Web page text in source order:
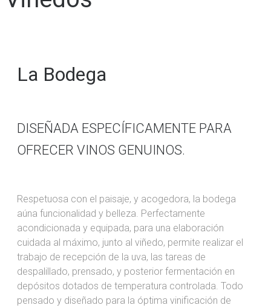
La Bodega
DISEÑADA ESPECÍFICAMENTE PARA
OFRECER VINOS GENUINOS.
Respetuosa con el paisaje, y acogedora, la bodega
aúna funcionalidad y belleza. Perfectamente
acondicionada y equipada, para una elaboración
cuidada al máximo, junto al viñedo, permite realizar el
trabajo de recepción de la uva, las tareas de
despalillado, prensado, y posterior fermentación en
depósitos dotados de temperatura controlada. Todo
pensado y diseñado para la óptima vinificación de